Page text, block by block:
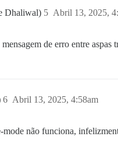
gerando erros:
Dhaliwal) Abril 13, 2025,
5
de erro entre aspas
Abril 13, 2025, 4:58am
6
mode não funciona,